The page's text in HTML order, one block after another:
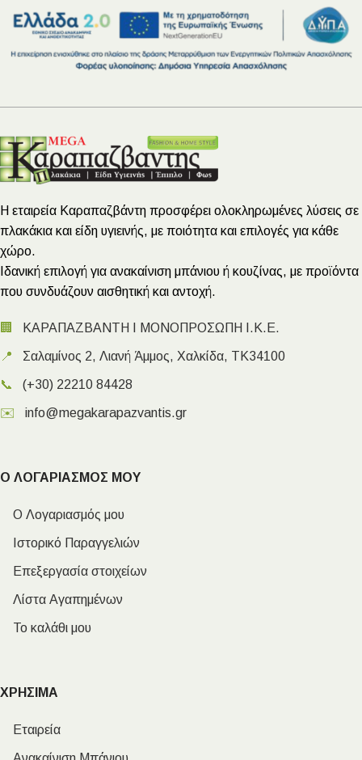
Η εταιρεία Καραπαζβάντη προσφέρει ολοκληρωμένες λύσεις σε
πλακάκια και είδη υγιεινής, με ποιότητα και επιλογές για κάθε
χώρο.
Ιδανική επιλογή για ανακαίνιση μπάνιου ή κουζίνας, με προϊόντα
που συνδυάζουν αισθητική και αντοχή.
🏢 ΚΑΡΑΠΑΖΒΑΝΤΗ Ι ΜΟΝΟΠΡΟΣΩΠΗ Ι.Κ.Ε.
📍 Σαλαμίνος 2, Λιανή Άμμος, Χαλκίδα, ΤΚ34100
📞 (+30) 22210 84428
✉️ info@megakarapazvantis.gr
Ο ΛΟΓΑΡΙΑΣΜΟΣ ΜΟΥ
Ο Λογαριασμός μου
Ιστορικό Παραγγελιών
Επεξεργασία στοιχείων
Λίστα Αγαπημένων
Το καλάθι μου
ΧΡΗΣΙΜΑ
Εταιρεία